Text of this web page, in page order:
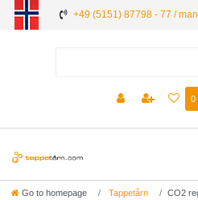
+49 (5151) 87798 - 77 /
0
Go to homepage Tappetårn CO2